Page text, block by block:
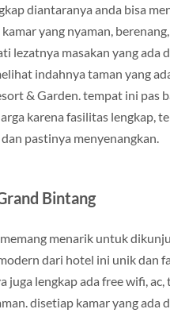
diantaranya anda bisa
yang nyaman, berenang,
lezatnya masakan yang ada
indahnya taman yang
& Garden. tempat ini pas
karena fasilitas lengkap,
pastinya menyenangkan.
Bintang
menarik untuk
dari hotel ini unik dan
juga lengkap ada free wifi, ac,
disetiap kamar yang ada